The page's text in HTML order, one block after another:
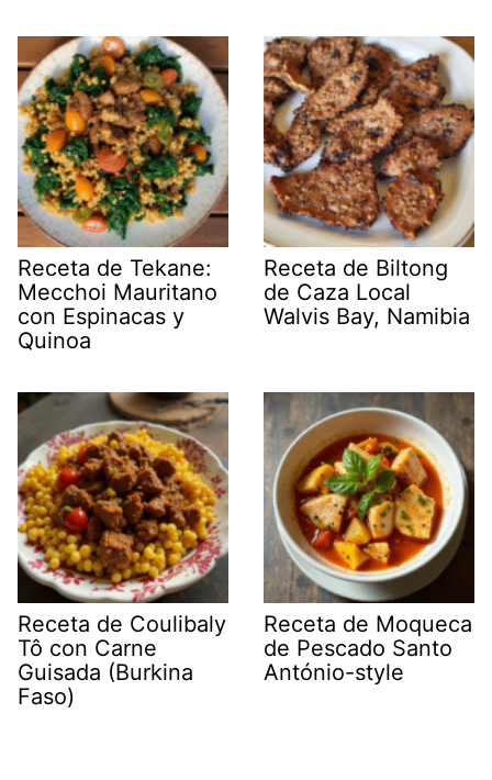
Receta de Tekane:
Mecchoi Mauritano
con Espinacas y
Quinoa
Receta de Biltong
de Caza Local
Walvis Bay, Namibia
Receta de Coulibaly
Tô con Carne
Guisada (Burkina
Faso)
Receta de Moqueca
de Pescado Santo
António-style